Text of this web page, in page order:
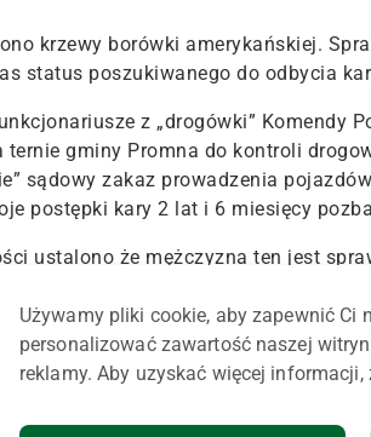
krzewy borówki amerykańskiej.
status poszukiwanego do odbycia
z „drogówki” Komendy
gminy Promna do kontroli
sądowy zakaz prowadzenia
postępki kary 2 lat i 6 miesięcy
ustalono że mężczyzna ten jest
Promna.
zatrzymany i po usłyszeniu zarzutów
odzyskał utracone krzewy –
sądem. Za oba przestępstwa, czyli
Używamy pliki cookie, aby zapewnić Ci
personalizować zawartość naszej
reklamy. Aby uzyskać więcej informacji,